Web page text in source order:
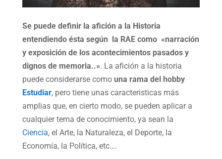
Se puede definir la afición a la Historia
entendiendo ésta según la RAE como «narración
y exposición de los acontecimientos pasados y
dignos de memoria..». La afición a la historia
puede considerarse como una rama del hobby
Estudiar, pero tiene unas caracteristicas más
amplias que, en cierto modo, se pueden aplicar a
cualquier tema de conocimiento, ya sean la
Ciencia, el Arte, la Naturaleza, el Deporte, la
Economía, la Política, etc….